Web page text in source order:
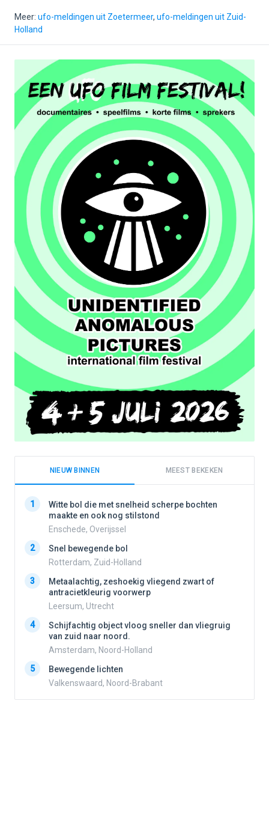
Meer: ufo-meldingen uit Zoetermeer, ufo-meldingen uit Zuid-
Holland
NIEUW BINNEN MEEST BEKEKEN
1
Witte bol die met snelheid scherpe bochten
maakte en ook nog stilstond
Enschede, Overijssel
2
Snel bewegende bol
Rotterdam, Zuid-Holland
3
Metaalachtig, zeshoekig vliegend zwart of
antracietkleurig voorwerp
Leersum, Utrecht
4
Schijfachtig object vloog sneller dan vliegruig
van zuid naar noord.
Amsterdam, Noord-Holland
5
Bewegende lichten
Valkenswaard, Noord-Brabant